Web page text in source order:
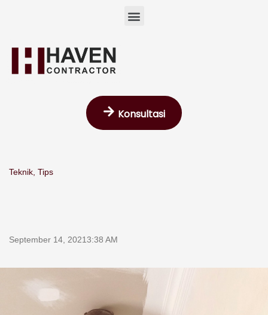
Menu
Konsultasi
Teknik Tips
September 14, 2021 3:38 AM